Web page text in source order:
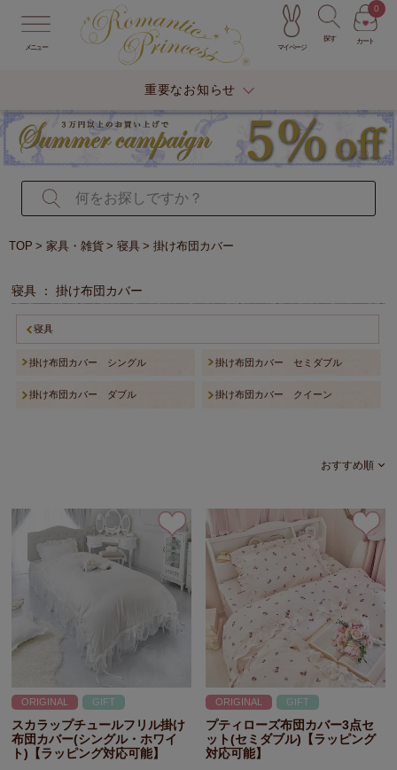
メニュー マイページ
探す カート
0
重要なお知らせ
TOP 家具・雑貨 寝具 掛け布団カバー
寝具 ： 掛け布団カバー
寝具
掛け布団カバー シングル 掛け布団カバー セミダブル
掛け布団カバー ダブル 掛け布団カバー クイーン
おすすめ順
ORIGINAL GIFT
スカラップチュールフリル掛け
布団カバー(シングル・ホワイ
ト)【ラッピング対応可能】
ORIGINAL GIFT
プティローズ布団カバー3点セ
ット(セミダブル)【ラッピング
対応可能】